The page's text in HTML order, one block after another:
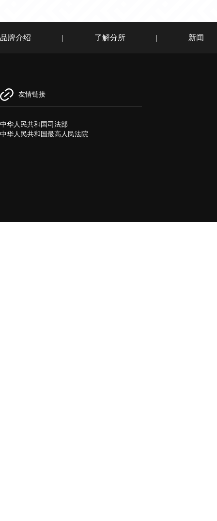
品牌介绍 | 了解分所 | 新闻
友情链接
中华人民共和国司法部
中华人民共和国最高人民法院